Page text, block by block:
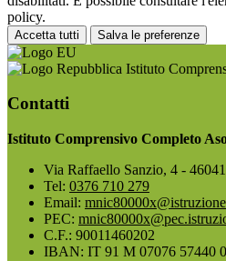
policy.
Accetta tutti Salva le preferenze
Istituto
Contatti
Istituto Comprensivo Completo
Via Raffaello Sanzio, 4 -
Tel: 0376 710 279
Email:
PEC:
C.F.: 90011460202
IBAN: IT 91 M 07076 57440